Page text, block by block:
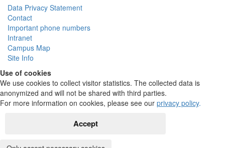
Data Privacy Statement
Contact
Important phone numbers
Intranet
Campus Map
Site Info
Use of cookies
We use cookies to collect visitor statistics. The collected data is
anonymized and will not be shared with third parties.
For more information on cookies, please see our privacy policy.
Accept